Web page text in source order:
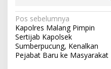
N
a
v
Pos sebelumnya
Kapolres Malang Pimpin
Sertijab Kapolsek
Sumberpucung, Kenalkan
Pejabat Baru ke Masyarakat